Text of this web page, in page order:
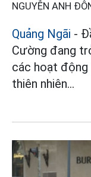
NGUYỄN ANH
Quảng Ngãi -
Cường đang
các hoạt động
thiên nhiên...